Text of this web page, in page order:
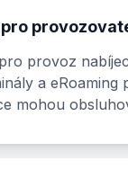
provoz
a eRoaming
mohou